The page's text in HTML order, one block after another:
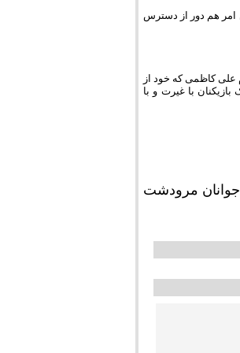
امر هم دور از دسترس
علی کاظمی که خود از
با غیرت و با
مرودشت